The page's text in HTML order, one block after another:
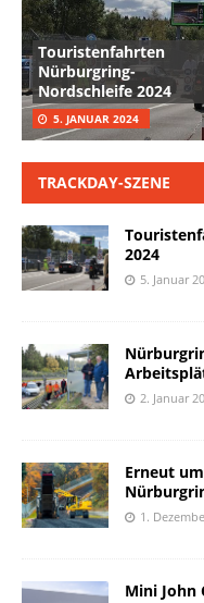
Touristenfahrten
Nürburgring-
Nordschleife 2024
5. JANUAR 2024
TRACKDAY-SZENE
2024
5. Januar
2. Januar
Erneut
1.
Mini John